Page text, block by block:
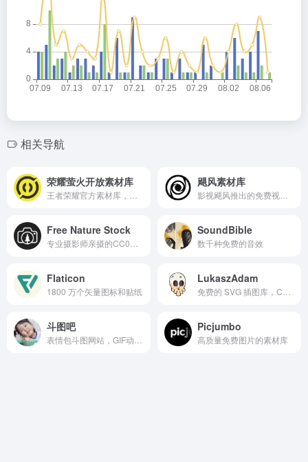
相关导航
荣耀萤火开放素材库 飓风素材库
Free Nature Stock SoundBible
数千种免费的音效
Flaticon
1800 万个矢量图标和贴纸
LukaszAdam
斗图吧 Picjumbo
高质量免费图片的素材库